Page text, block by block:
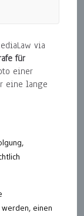
via
für
einer
eine lange
einen